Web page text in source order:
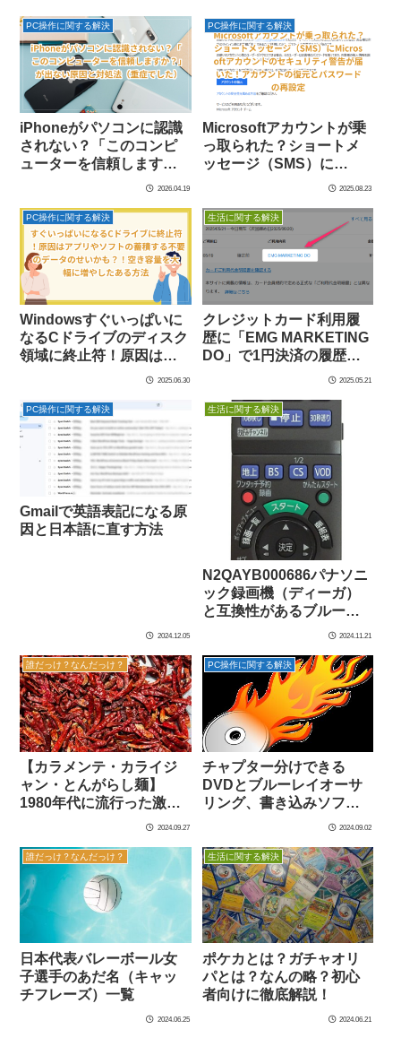
PC操作に関する解決
iPhoneがパソコンに認識
されない？「このコンピ
ューターを信頼します
か？」が出ない原因と対2026.04.19
PC操作に関する解決
Microsoftアカウントが乗
っ取られた？ショートメ
ッセージ（SMS）に
Microsoftアカウントのセ
た！アカウントの復元と
パスワードの再設定
2025.08.23
PC操作に関する解決
Windowsすぐいっぱいに
なるCドライブのディスク
領域に終止符！原因はア
プリやソフトの蓄積する
空き容量を大幅に増やし
たある方法
2025.06.30
生活に関する解決
クレジットカード利用履
歴に「EMG MARKETING
DO」で1円決済の履歴あ
り！EMG MARKETING2025.05.21
PC操作に関する解決
Gmailで英語表記になる原
因と日本語に直す方法
2024.12.05
生活に関する解決
N2QAYB000686パナソニ
ック録画機（ディーガ）
と互換性があるブルーレ
イレコーダー用代替リモ2024.11.21
誰だっけ？なんだっけ？
【カラメンテ・カライジ
ャン・とんがらし麺】
1980年代に流行った激辛
2024.09.27
PC操作に関する解決
チャプター分けできる
DVDとブルーレイオーサ
リング、書き込みソフト
（日本語対応 有料
Memory）を比較する
2024.09.02
誰だっけ？なんだっけ？
日本代表バレーボール女
子選手のあだ名（キャッ
チフレーズ）一覧
2024.06.25
生活に関する解決
ポケカとは？ガチャオリ
パとは？なんの略？初心
者向けに徹底解説！
2024.06.21